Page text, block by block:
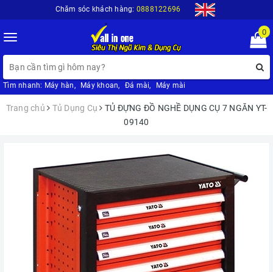
Chăm sóc khách hàng: 0888122696
Toggle
navigation
0
Tìm nhanh: Máy hàn, Máy khoan, Đá mài, Máy mài
Trang chủ Tủ Dụng Cụ
TỦ ĐỰNG ĐỒ NGHỀ DỤNG CỤ 7 NGĂN YT-
09140